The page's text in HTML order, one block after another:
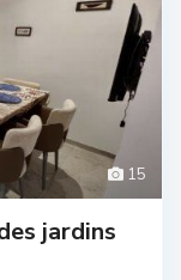
15
jardins